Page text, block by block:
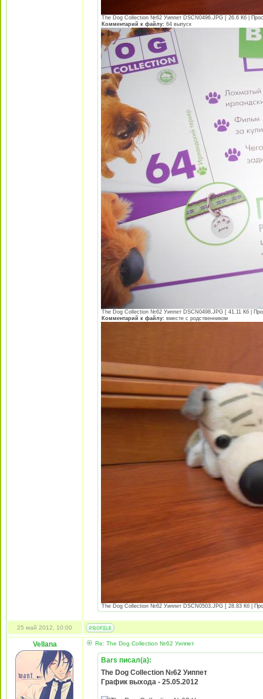
The Dog Collection №62 Уиппет DSCN0496.JPG [ 26.6 Кб |
Комментарий к файлу: 64 выпуск
The Dog Collection №62 Уиппет DSCN0498.JPG [ 41.11 Кб |
Комментарий к файлу: вместе с родственником
The Dog Collection №62 Уиппет DSCN0503.JPG [ 28.83 Кб |
25 май 2012, 10:00
Vellana Re: The Dog Collection №62 Уиппет
Bars писал(а):
The Dog Collection №62 Уиппет
График выхода - 25.05.2012